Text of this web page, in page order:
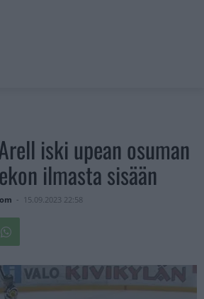
iski upean osuman
ilmasta sisään
- 15.09.2023 22:58